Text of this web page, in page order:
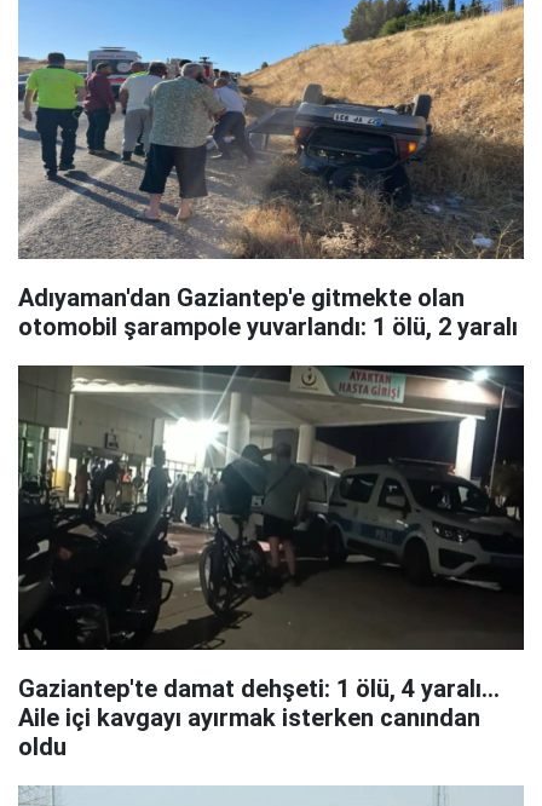
Adıyaman'dan Gaziantep'e gitmekte olan
otomobil şarampole yuvarlandı: 1 ölü, 2 yaralı
Gaziantep'te damat dehşeti: 1 ölü, 4 yaralı...
Aile içi kavgayı ayırmak isterken canından
oldu